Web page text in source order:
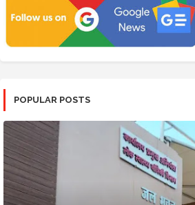
POPULAR POSTS